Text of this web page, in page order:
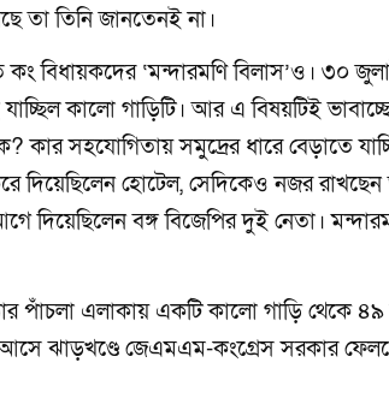
তা তিনি জানতেনই না।
বিধায়কদের ‘মন্দারমণি বিলাস’ও। ৩০
কালো গাড়িটি। আর এ বিষয়টিই
কার সহযোগিতায় সমুদ্রের ধারে বেড়াতে
দিয়েছিলেন হোটেল, সেদিকেও নজর রাখছেন
দিয়েছিলেন বঙ্গ বিজেপির দুই নেতা।
এলাকায় একটি কালো গাড়ি থেকে ৪৯
ঝাড়খণ্ডে জেএমএম-কংগ্রেস সরকার ফেলতে